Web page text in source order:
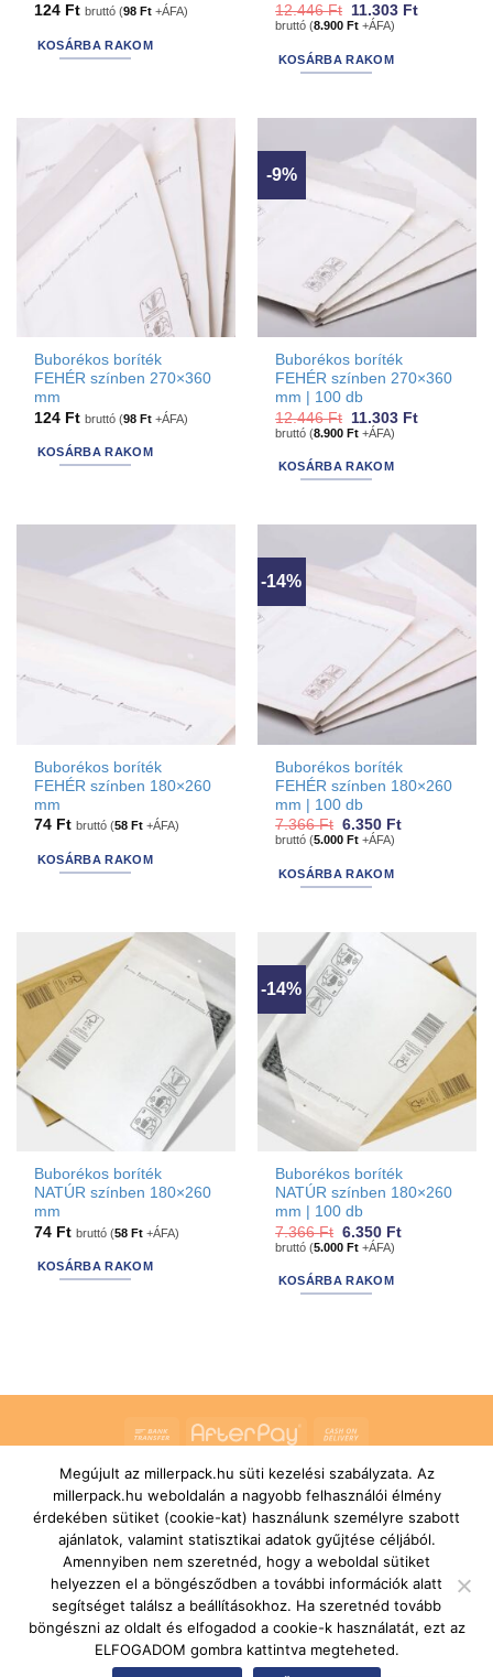
124 Ft bruttó (98Ft +ÁFA)
KOSÁRBA RAKOM
12.446Ft Original
price
12.446 Ft.
11.303 FtCurrent
bruttó (8.900Ft +ÁFA)
KOSÁRBA RAKOM
Buborékos boríték
FEHÉR színben 270×360
mm
124 Ft bruttó (98Ft +ÁFA)
KOSÁRBA RAKOM
-9%
Buborékos boríték
FEHÉR színben 270×360
mm | 100 db
12.446Ft Original
price
12.446 Ft.
11.303 FtCurrent
bruttó (8.900Ft +ÁFA)
KOSÁRBA RAKOM
Buborékos boríték
FEHÉR színben 180×260
mm
74 Ft bruttó (58Ft +ÁFA)
KOSÁRBA RAKOM
-14%
Buborékos boríték
FEHÉR színben 180×260
mm | 100 db
7.366Ft Original
price
7.366 Ft.
6.350 FtCurrent
bruttó (5.000Ft +ÁFA)
KOSÁRBA RAKOM
Buborékos boríték
NATÚR színben 180×260
mm
74 Ft bruttó (58Ft +ÁFA)
KOSÁRBA RAKOM
-14%
Buborékos boríték
NATÚR színben 180×260
mm | 100 db
7.366Ft Original
price
7.366 Ft.
6.350 FtCurrent
bruttó (5.000Ft +ÁFA)
KOSÁRBA RAKOM
Bank
AfterPay
Delivery
RÓLUNK
ÁLTALÁNOS SZERZŐDÉSI FELTÉTELEK
SZÁLLÍTÁSI ÉS FIZETÉSI FELTÉTELEK
JOGI NYILATKOZAT
IMPRESSZUM
KAPCSOLAT
ÜGYFÉLSZOLGÁLAT
FELIRATKOZÁS HÍRLEVÉLRE
Copyright 2026 © MILLERPACK.HUPowered byPrintroom Bt. -
Hungary
Megújult az millerpack.hu süti kezelési szabályzata. Az
millerpack.hu weboldalán a nagyobb felhasználói élmény
érdekében sütiket (cookie-kat) használunk személyre szabott
ajánlatok, valamint statisztikai adatok gyűjtése céljából.
Amennyiben nem szeretnéd, hogy a weboldal sütiket
helyezzen el a böngésződben a további információk alatt
segítséget találsz a beállításokhoz. Ha szeretnéd tovább
böngészni az oldalt és elfogadod a cookie-k használatát, ezt az
ELFOGADOM gombra kattintva megteheted.